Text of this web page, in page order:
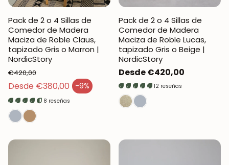
Pack de 2 o 4 Sillas de
Comedor de Madera
Maciza de Roble Claus,
tapizado Gris o Marron |
NordicStory
Desde €380,00 -9%
Precio de venta
Precio regular
€420,00
8 reseñas
Pack de 2 o 4 Sillas de
Comedor de Madera
Maciza de Roble Lucas,
tapizado Gris o Beige |
NordicStory
Precio
regular
Desde €420,00
12 reseñas